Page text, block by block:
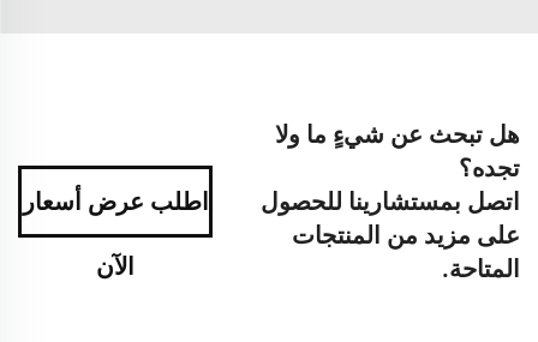
هل تبحث عن شيءٍ ما ولا
تجده؟
اتصل بمستشارينا للحصول
على مزيد من المنتجات
المتاحة.
اطلب عرض أسعار
الآن